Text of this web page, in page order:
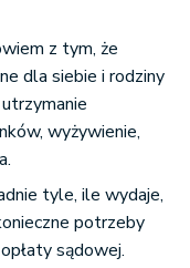
z tym, że
dla siebie i rodziny
wyżywienie,
tyle, ile wydaje,
potrzeby
sądowej.